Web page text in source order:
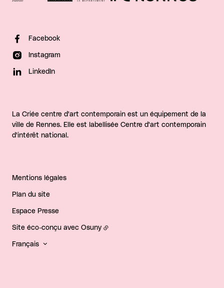
Facebook
Instagram
LinkedIn
La Criée centre d'art contemporain est un équipement de la
ville de Rennes. Elle est labellisée Centre d'art contemporain
d'intérêt national.
Mentions légales
Plan du site
Espace Presse
Site éco-conçu avec Osuny
Français